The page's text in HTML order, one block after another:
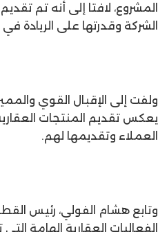
المشروع، لافتا إلى أنه تم
الشركة وقدرتها على الريادة
ولفت إلى الإقبال القوي
يعكس تقديم المنتجات
العملاء وتقديمها لهم.
وتابع هشام الفولي، رئيس
الفعاليات العقارية الهامة